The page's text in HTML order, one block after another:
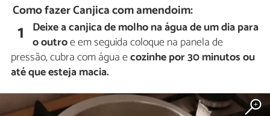
Como fazer Canjica com amendoim:
1 Deixe a canjica de molho na água de um dia para
o outroe em seguida coloque na panela de
pressão, cubra com água ecozinhe por 30 minutos ou
até que esteja macia.